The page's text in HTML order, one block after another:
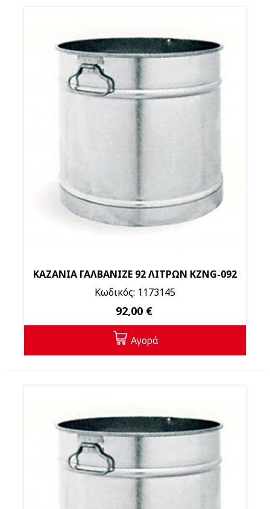
ΚΑΖΑΝΙΑ ΓΑΛΒΑΝΙΖΕ 92 ΛΙΤΡΩΝ KZNG-092
Κωδικός: 1173145
92,00 €
Αγορά